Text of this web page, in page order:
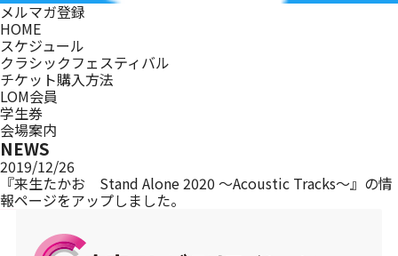
スケジュール
イベントを探す
団体・法人の方へ
メルマガ登録
HOME
スケジュール
クラシックフェスティバル
チケット購入方法
LOM会員
学生券
会場案内
NEWS
2019/12/26
『来生たかお Stand Alone 2020 ～Acoustic Tracks～』の情
報ページをアップしました。